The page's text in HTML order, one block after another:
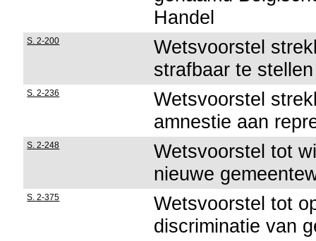
Handel
S. 2-200
Wetsvoorstel
strafbaar te stellen
S. 2-236
Wetsvoorstel
amnestie aan
S. 2-248
Wetsvoorstel tot
nieuwe
S. 2-375
Wetsvoorstel tot
discriminatie van